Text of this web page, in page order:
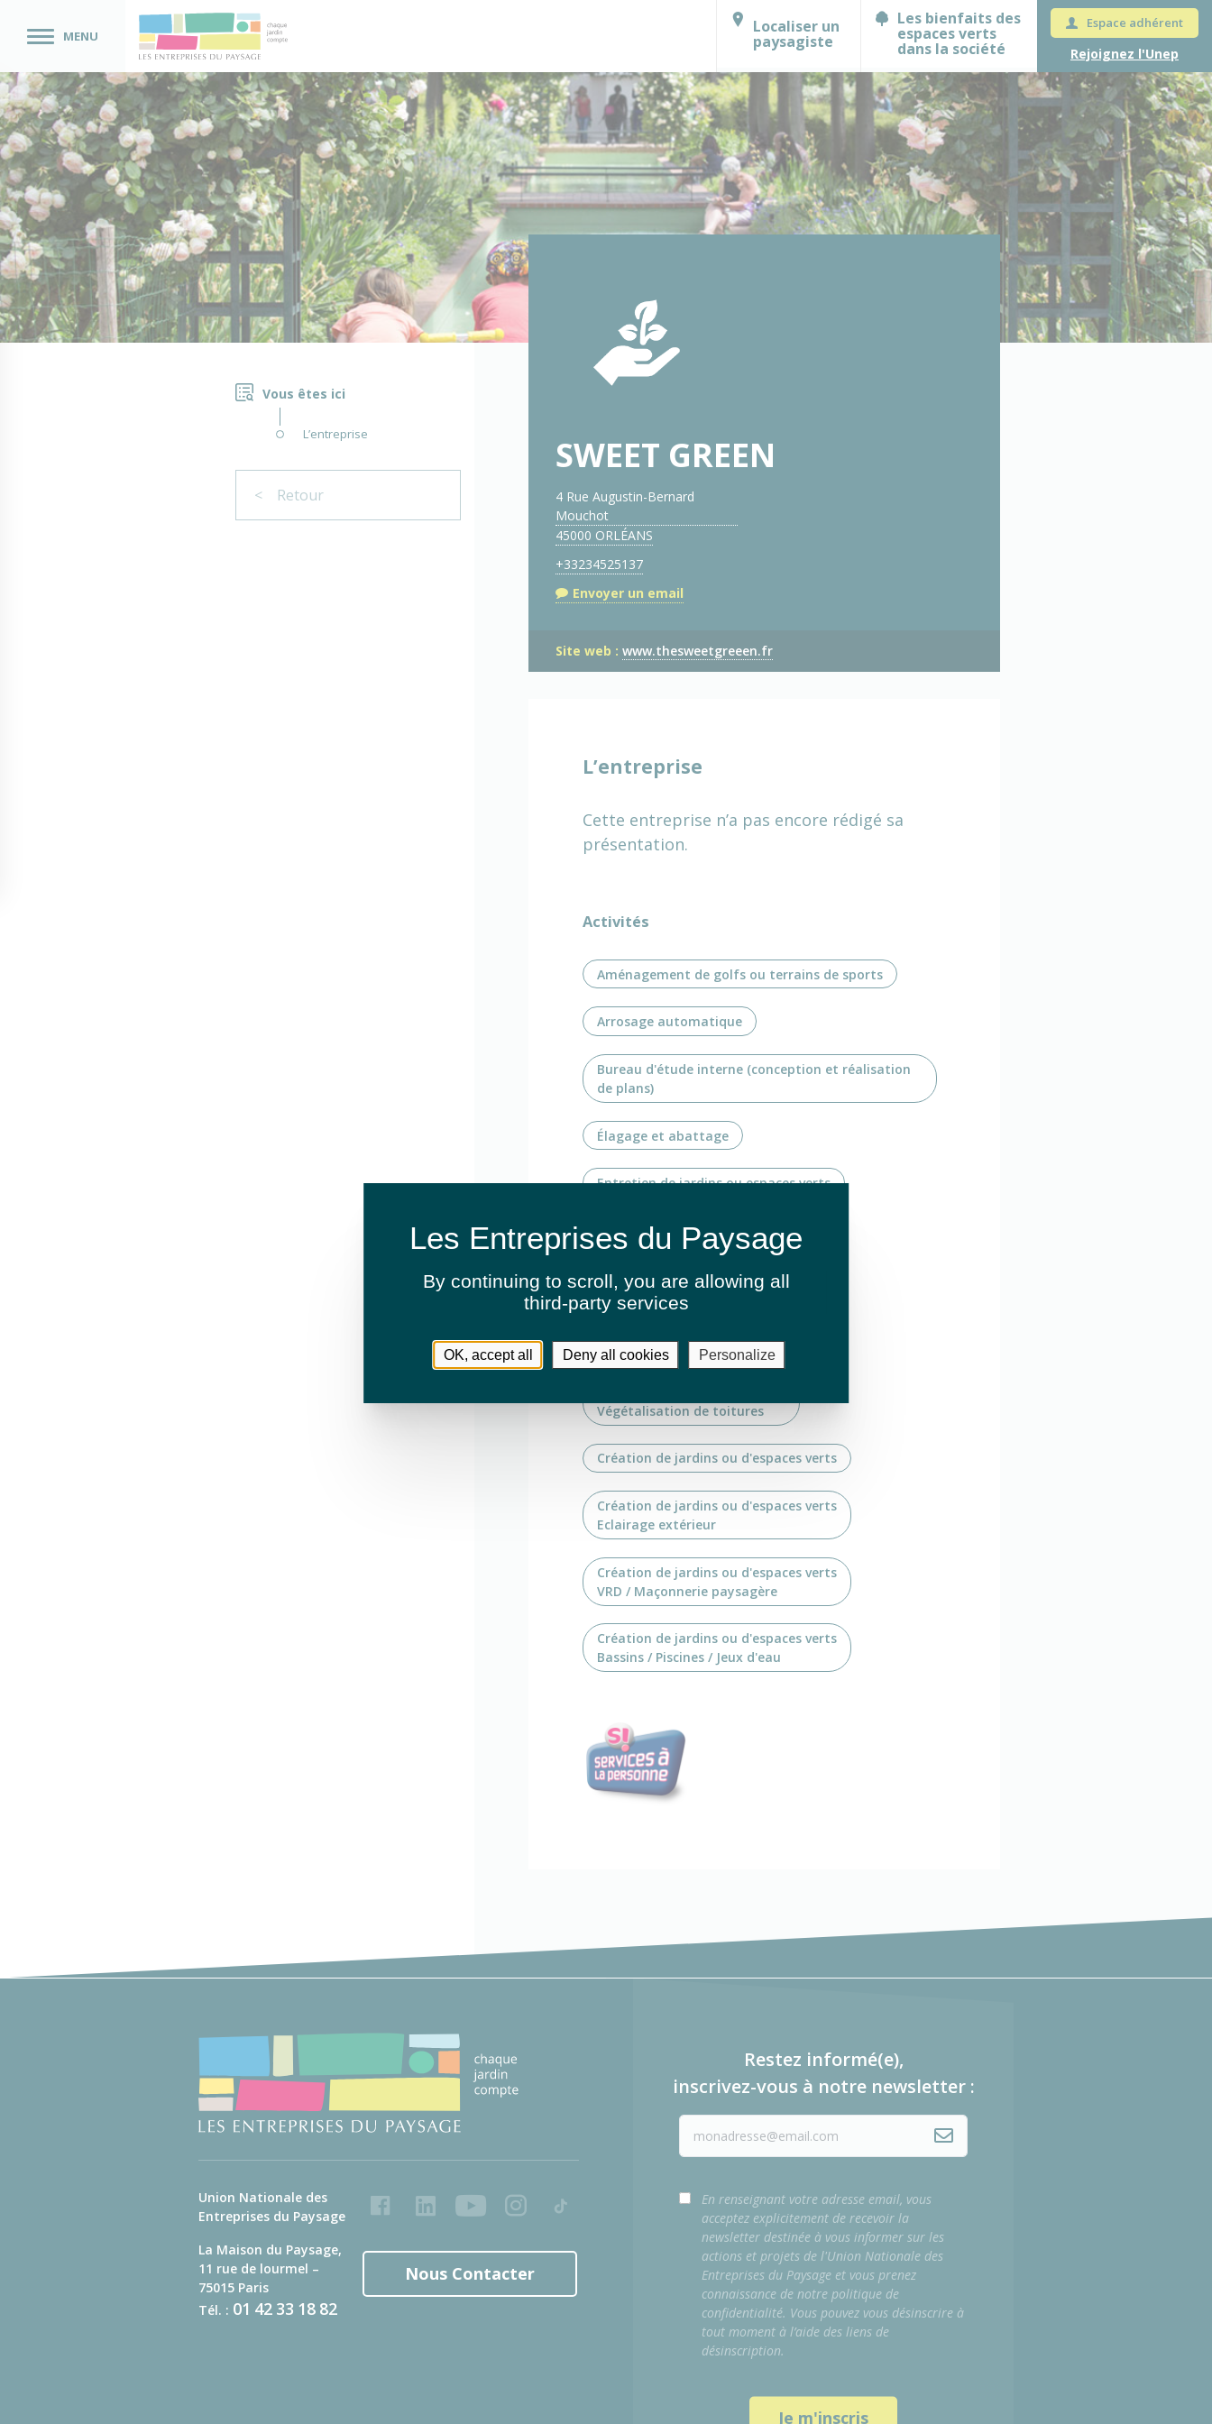
MENU Localiser un
paysagiste
Les bienfaits des
espaces verts
dans la société
Espace adhérent
Rejoignez l'Unep
Vous êtes ici
L’entreprise
< Retour
SWEET GREEN
4 Rue Augustin-Bernard
Mouchot
45000 ORLÉANS
+33234525137
Envoyer un email
Site web :www.thesweetgreeen.fr
L’entreprise
Cette entreprise n’a pas encore rédigé sa
présentation.
Activités
Aménagement de golfs ou terrains de sports
Arrosage automatique
Bureau d'étude interne (conception et réalisation
de plans)
Élagage et abattage
Entretien de jardins ou espaces verts
Fauchage / Débroussaillage
Végétalisation des bâtiments
Installation de murs végétalisés
Végétalisation de toitures
Création de jardins ou d'espaces verts
Création de jardins ou d'espaces verts
Eclairage extérieur
Création de jardins ou d'espaces verts
VRD / Maçonnerie paysagère
Création de jardins ou d'espaces verts
Bassins / Piscines / Jeux d'eau
Union Nationale des
Entreprises du Paysage
La Maison du Paysage,
11 rue de lourmel –
75015 Paris
Tél. : 01 42 33 18 82
FacebookLinkedInYoutubeInstagram
Tiktok
Nous Contacter
Restez informé(e),
inscrivez-vous à notre newsletter :
En renseignant votre adresse email, vous
acceptez explicitement de recevoir la
newsletter destinée à vous informer sur les
actions et projets de l'Union Nationale des
Entreprises du Paysage et vous prenez
connaissance de notre politique de
confidentialité. Vous pouvez vous désinscrire à
tout moment à l’aide des liens de
désinscription.
By continuing to scroll, you are allowing all
third-party services
OK, accept all Deny all cookies Personalize